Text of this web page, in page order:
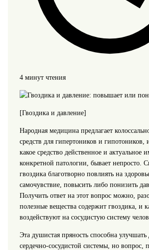
4 минут чтения
[Гвоздика и давление]
Народная медицина предлагает
средств для гипертоников и гипотоников, и
какое средство действенное и актуальное
конкретной патологии, бывает непросто.
гвоздика благотворно повлиять на
самочувствие, повысить либо понизить
Получить ответ на этот вопрос можно,
полезные вещества содержит гвоздика, и
воздействуют на сосудистую систему
Эта душистая пряность способна улучшать
сердечно-сосудистой системы, но вопрос,